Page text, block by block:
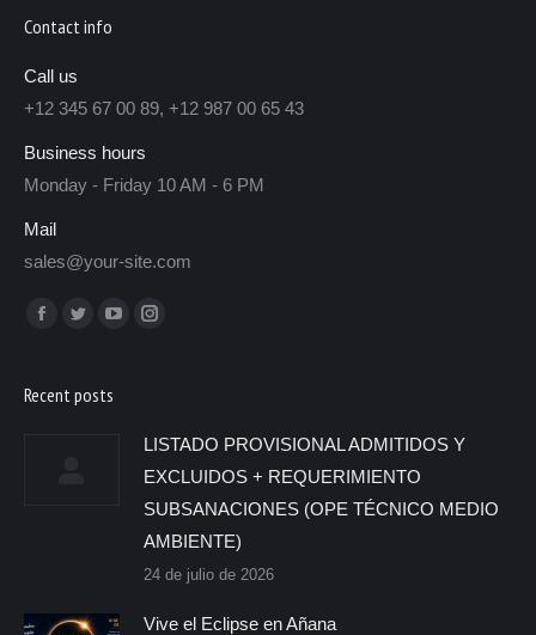
Contact info
Call us
+12 345 67 00 89, +12 987 00 65 43
Business hours
Monday - Friday 10 AM - 6 PM
Mail
sales@your-site.com
Encuéntranos en:
Recent posts
LISTADO PROVISIONAL ADMITIDOS Y
EXCLUIDOS + REQUERIMIENTO
SUBSANACIONES (OPE TÉCNICO MEDIO
AMBIENTE)
24 de julio de 2026
Vive el Eclipse en Añana